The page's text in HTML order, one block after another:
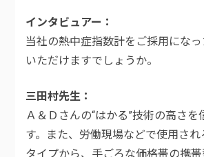
インタビュアー
当社の熱中症指数計をご採用にな
いただけますでしょうか。
三田村先生
Ａ＆Ｄさんの“はかる”技術の高さを
す。また、労働現場などで使用さ
タイプから、手ごろな価格帯の携